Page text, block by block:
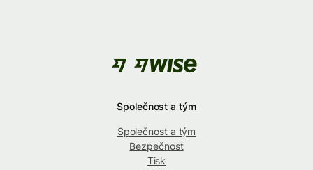
Společnost a tým
Společnost a tým
Bezpečnost
Tisk